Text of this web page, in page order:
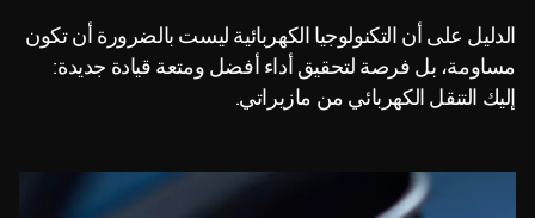
الدليل على أن التكنولوجيا الكهربائية ليست بالضرورة أن تكون
مساومة، بل فرصة لتحقيق أداء أفضل ومتعة قيادة جديدة:
إليك التنقل الكهربائي من مازيراتي.